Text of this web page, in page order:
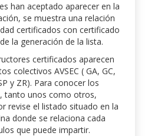
han aceptado aparecer en la
se muestra una relación
certificados con certificado
la generación de la lista.
certificados aparecen
colectivos AVSEC ( GA, GC,
y ZR). Para conocer los
tanto unos como otros,
revise el listado situado en la
donde se relaciona cada
que puede impartir.